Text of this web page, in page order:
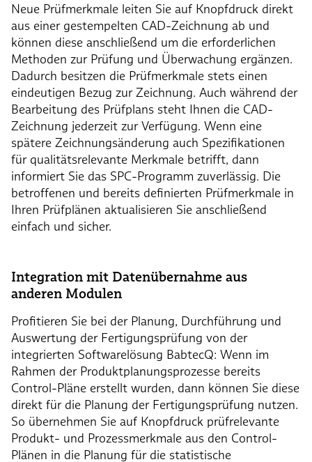
Neue Prüfmerkmale leiten Sie auf Knopfdruck direkt
aus einer gestempelten CAD-Zeichnung ab und
können diese anschließend um die erforderlichen
Methoden zur Prüfung und Überwachung ergänzen.
Dadurch besitzen die Prüfmerkmale stets einen
eindeutigen Bezug zur Zeichnung. Auch während der
Bearbeitung des Prüfplans steht Ihnen die CAD-
Zeichnung jederzeit zur Verfügung. Wenn eine
spätere Zeichnungsänderung auch Spezifikationen
für qualitätsrelevante Merkmale betrifft, dann
informiert Sie das SPC-Programm zuverlässig. Die
betroffenen und bereits definierten Prüfmerkmale in
Ihren Prüfplänen aktualisieren Sie anschließend
einfach und sicher.
Integration mit Datenübernahme aus
anderen Modulen
Profitieren Sie bei der Planung, Durchführung und
Auswertung der Fertigungsprüfung von der
integrierten Softwarelösung BabtecQ: Wenn im
Rahmen der Produktplanungsprozesse bereits
Control-Pläne erstellt wurden, dann können Sie diese
direkt für die Planung der Fertigungsprüfung nutzen.
So übernehmen Sie auf Knopfdruck prüfrelevante
Produkt- und Prozessmerkmale aus den Control-
Plänen in die Planung für die statistische